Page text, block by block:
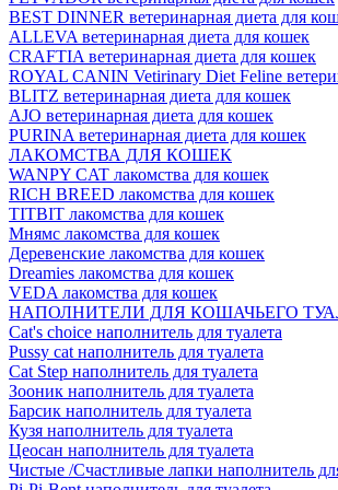
BEST DINNER ветеринарная диета для
ALLEVA ветеринарная диета для кошек
CRAFTIA ветеринарная диета для кошек
ROYAL CANIN Vetirinary Diet Feline
BLITZ ветеринарная диета для кошек
AJO ветеринарная диета для кошек
PURINA ветеринарная диета для кошек
ЛАКОМСТВА ДЛЯ КОШЕК
WANPY CAT лакомства для кошек
RICH BREED лакомства для кошек
TITBIT лакомства для кошек
Мнямс лакомства для кошек
Деревенские лакомства для кошек
Dreamies лакомства для кошек
VEDA лакомства для кошек
НАПОЛНИТЕЛИ ДЛЯ КОШАЧЬЕГО
Cat's choice наполнитель для туалета
Pussy cat наполнитель для туалета
Cat Step наполнитель для туалета
Зооник наполнитель для туалета
Барсик наполнитель для туалета
Кузя наполнитель для туалета
Цеосан наполнитель для туалета
Чистые /Счастливые лапки наполнитель